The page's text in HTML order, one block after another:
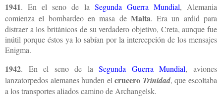
1941. En el seno de la Segunda Guerra Mundial, Alemania
comienza el bombardeo en masa de Malta. Era un ardid para
distraer a los británicos de su verdadero objetivo, Creta, aunque fue
inútil porque éstos ya lo sabían por la intercepción de los mensajes
Enigma.
1942. En el seno de laSegunda Guerra Mundial, aviones
lanzatorpedos alemanes hunden elcrucero Trinidad, que escoltaba
a los transportes aliados camino de Archangelsk.